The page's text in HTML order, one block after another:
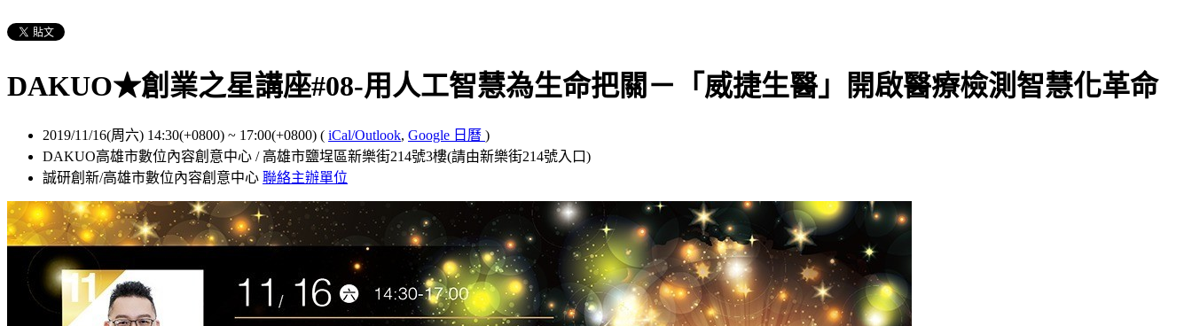
DAKUO★創業之星講座#08-用人工智慧為生命把關－「威捷生醫」開啟醫療檢測智慧化革命
2019/11/16(周六) 14:30(+0800) ~ 17:00(+0800) ( iCal/Outlook, Google 日曆 )
DAKUO高雄市數位內容創意中心 / 高雄市鹽埕區新樂街214號3樓(請由新樂街214號入口)
誠研創新/高雄市數位內容創意中心 聯絡主辦單位